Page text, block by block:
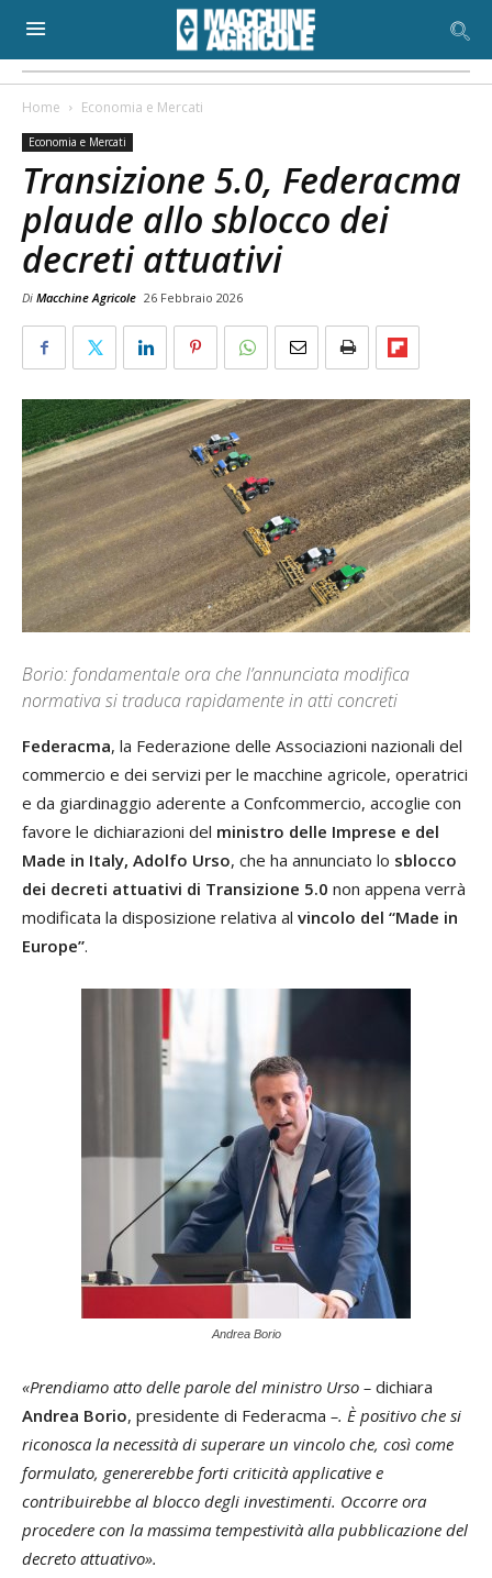
Home Economia e Mercati
Economia e Mercati
Transizione 5.0, Federacma
plaude allo sblocco dei
decreti attuativi
Di Macchine Agricole 26 Febbraio 2026
Borio: fondamentale ora che l’annunciata modifica
normativa si traduca rapidamente in atti concreti
Federacma, la Federazione delle Associazioni nazionali del
commercio e dei servizi per le macchine agricole, operatrici
e da giardinaggio aderente a Confcommercio, accoglie con
favore le dichiarazioni del ministro delle Imprese e del
Made in Italy, Adolfo Urso, che ha annunciato lo sblocco
dei decreti attuativi di Transizione 5.0 non appena verrà
modificata la disposizione relativa al vincolo del “Made in
Europe”.
Andrea Borio
«Prendiamo atto delle parole del ministro Urso – dichiara
Andrea Borio, presidente di Federacma –. È positivo che si
riconosca la necessità di superare un vincolo che, così come
formulato, genererebbe forti criticità applicative e
contribuirebbe al blocco degli investimenti. Occorre ora
procedere con la massima tempestività alla pubblicazione del
decreto attuativo».